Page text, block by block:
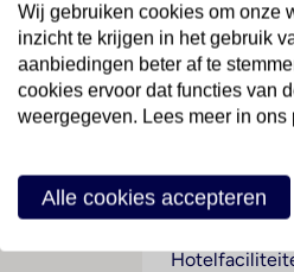
Istanbul
Turkije· Regio
Ligging
Het hotel ligt
Wij gebruiken cookies om onze
inzicht te krijgen in het gebruik
aanbiedingen beter af te
cookies ervoor dat functies van
weergegeven. Lees meer in
Alle cookies accepteren